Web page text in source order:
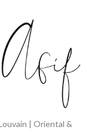
| Oriental &